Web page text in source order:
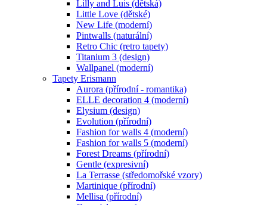
Lilly and Luis (dětská)
Little Love (dětské)
New Life (moderní)
Pintwalls (naturální)
Retro Chic (retro tapety)
Titanium 3 (design)
Wallpanel (moderní)
Tapety Erismann
Aurora (přírodní - romantika)
ELLE decoration 4 (moderní)
Elysium (design)
Evolution (přírodní)
Fashion for walls 4 (moderní)
Fashion for walls 5 (moderní)
Forest Dreams (přírodní)
Gentle (expresivní)
La Terrasse (středomořské vzory)
Martinique (přírodní)
Mellisa (přírodní)